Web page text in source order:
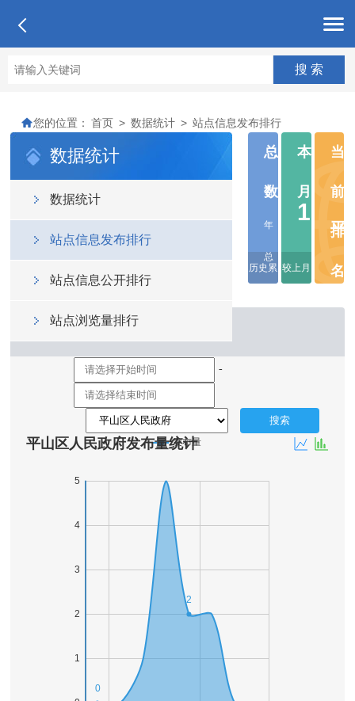
您的位置： 首页 > 数据统计 > 站点信息发布排行
数据统计
数据统计
站点信息发布排行
站点信息公开排行
站点浏览量排行
总
数
当
年
总
314
历史累
本
月
10
较上月
当
前
排
名
平
-
搜索